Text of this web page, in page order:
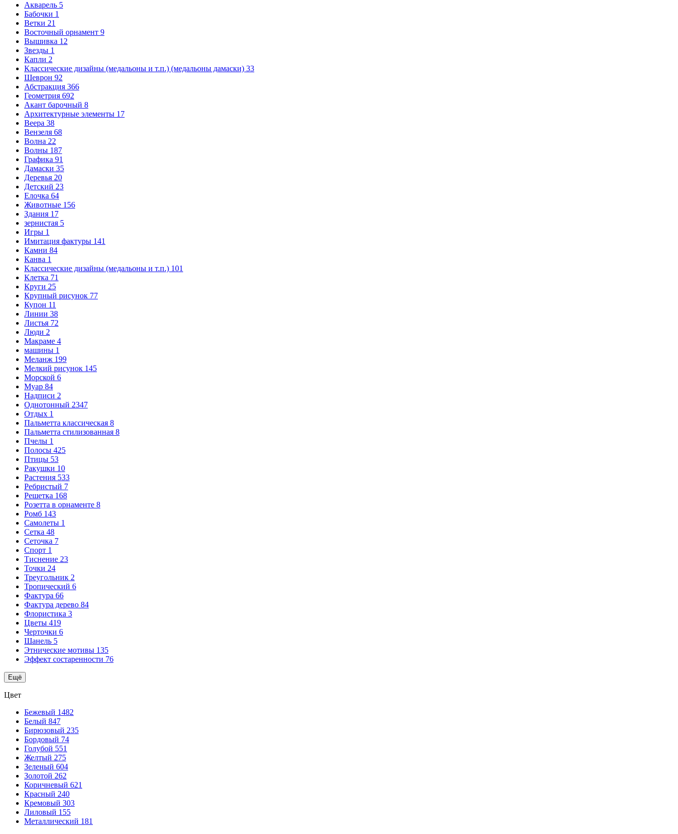
Акварель 5
Бабочки 1
Ветки 21
Восточный орнамент 9
Вышивка 12
Звезды 1
Капли 2
Классические дизайны (медальоны и т.п.) (медальоны дамаски) 33
Шеврон 92
Абстракция 366
Геометрия 692
Акант барочный 8
Архитектурные элементы 17
Веера 38
Вензеля 68
Волна 22
Волны 187
Графика 91
Дамаски 35
Деревья 20
Детский 23
Елочка 64
Животные 156
Здания 17
зернистая 5
Игры 1
Имитация фактуры 141
Камни 84
Канва 1
Классические дизайны (медальоны и т.п.) 101
Клетка 71
Круги 25
Крупный рисунок 77
Купон 11
Линии 38
Листья 72
Люди 2
Макраме 4
машины 1
Меланж 199
Мелкий рисунок 145
Морской 6
Муар 84
Надписи 2
Однотонный 2347
Отдых 1
Пальметта классическая 8
Пальметта стилизованная 8
Пчелы 1
Полосы 425
Птицы 53
Ракушки 10
Растения 533
Ребристый 7
Решетка 168
Розетта в орнаменте 8
Ромб 143
Самолеты 1
Сетка 48
Сеточка 7
Спорт 1
Тиснение 23
Точки 24
Треугольник 2
Тропический 6
Фактура 66
Фактура дерево 84
Флористика 3
Цветы 419
Черточки 6
Шанель 5
Этнические мотивы 135
Эффект состаренности 76
Ещё
Цвет
Бежевый 1482
Белый 847
Бирюзовый 235
Бордовый 74
Голубой 551
Желтый 275
Зеленый 604
Золотой 262
Коричневый 621
Красный 240
Кремовый 303
Лиловый 155
Металлический 181